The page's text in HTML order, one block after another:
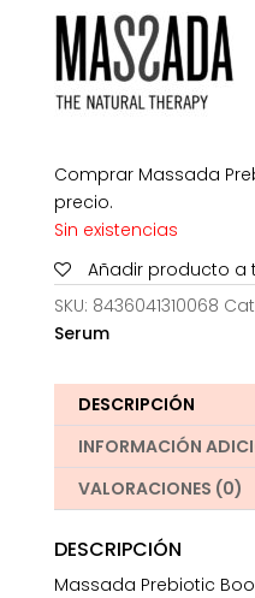
Comprar Massada
precio.
Sin existencias
Añadir producto a
SKU: 8436041310068
Serum
DESCRIPCIÓN
INFORMACIÓN
VALORACIONES (0)
DESCRIPCIÓN
Massada Prebiotic